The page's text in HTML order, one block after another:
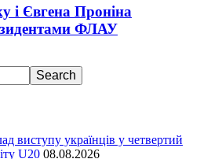
і Євгена Проніна
ФЛАУ
виступу українців у четвертий
U20 08.08.2026